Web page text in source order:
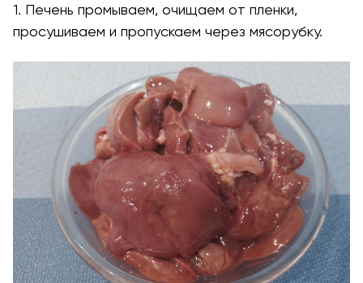
1. Печень промываем, очищаем от пленки,
просушиваем и пропускаем через мясорубку.